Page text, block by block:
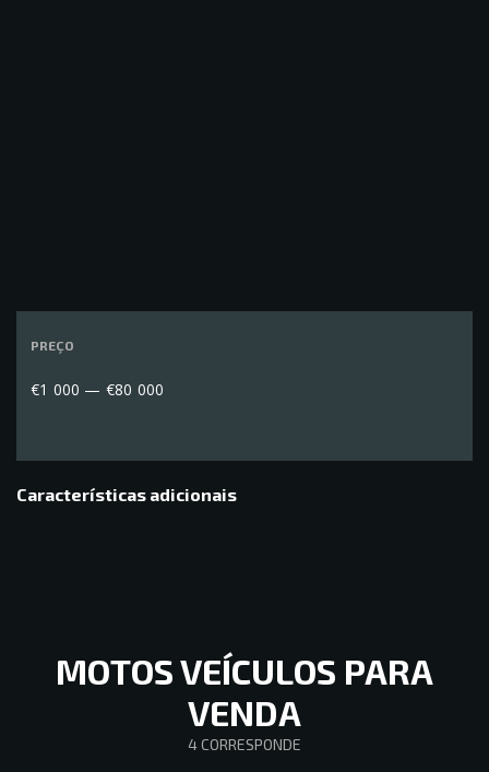
PREÇO
€1 000 — €80 000
Características adicionais
MOTOS VEÍCULOS PARA
VENDA
4CORRESPONDE